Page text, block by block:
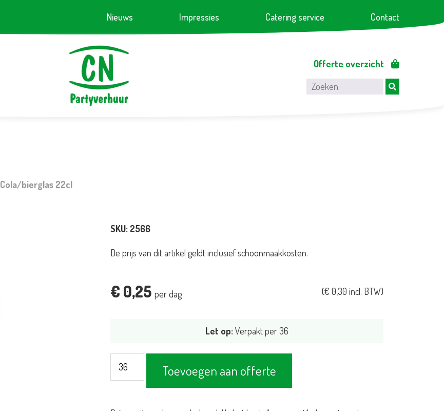
Nieuws Impressies Catering service Contact
Offerte overzicht
Cola/bierglas 22cl
SKU: 2566
De prijs van dit artikel geldt inclusief schoonmaakkosten.
€ 0,25 per dag (€ 0,30 incl. BTW)
Let op:Verpakt per 36
22cl
Toevoegen aan offerte